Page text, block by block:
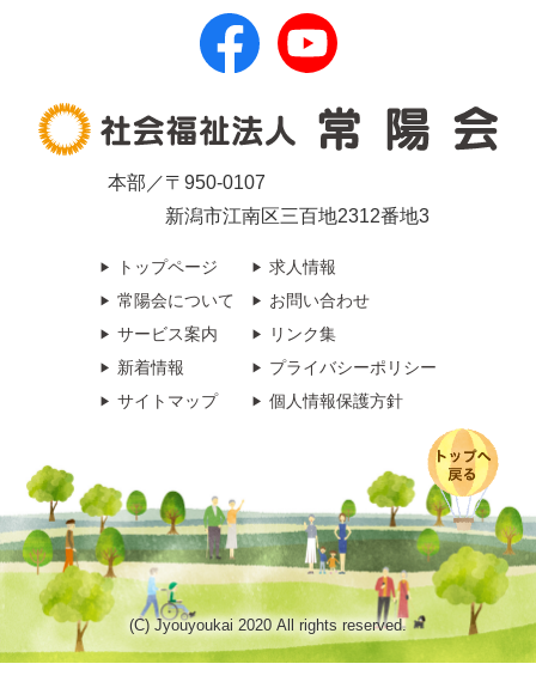
本部／〒950-0107
新潟市江南区三百地2312番地3
トップページ
常陽会について
サービス案内
新着情報
サイトマップ
求人情報
お問い合わせ
リンク集
プライバシーポリシー
個人情報保護方針
(C) Jyouyoukai 2020 All rights reserved.